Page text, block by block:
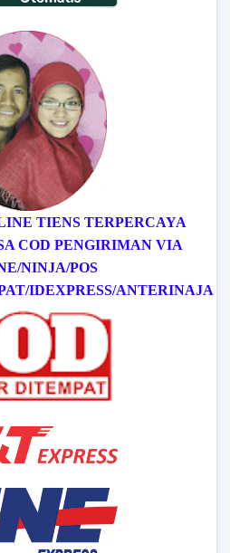
TIENS TERPERCAYA
COD PENGIRIMAN VIA
NINJA/POS
/IDEXPRESS/ANTERINAJA